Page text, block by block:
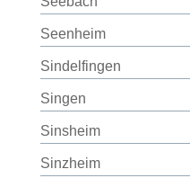
Seenheim
Sindelfingen
Singen
Sinsheim
Sinzheim